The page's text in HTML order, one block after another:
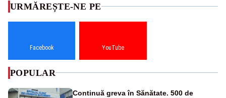
URMĂREȘTE-NE PE
Facebook YouTube
POPULAR
Continuă greva în Sănătate. 500 de